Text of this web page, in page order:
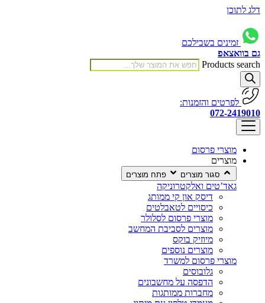
דלג לתוכן
זמינים בשבילכם
גם בוואצאפ
Products search
לפרטים והזמנות:
072-2419010
מוצרי פרסום
מוצרים
סגור מוצרים פתח מוצרים
גאד’טים ואלקטרוניקה
דיסק און קי ממותג
כיסויים לטאבלטים
מוצרי פרסום לסלולר
מוצרים לסביבת המחשב
מיוזיק בוקס
מוצרים נוספים
מוצרי פרסום למשרד
גלובוסים
הדפסה על מחשבונים
מחברות ממותגות